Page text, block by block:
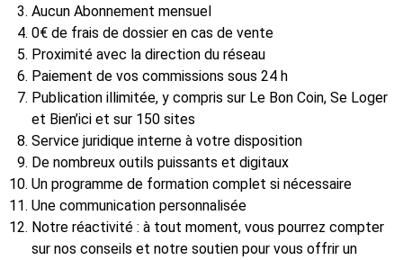
Aucun Abonnement mensuel
0€ de frais de dossier en cas de vente
Proximité avec la direction du réseau
Paiement de vos commissions sous 24 h
Publication illimitée, y compris sur Le Bon Coin, Se Loger
et Bien’ici et sur 150 sites
Service juridique interne à votre disposition
De nombreux outils puissants et digitaux
Un programme de formation complet si nécessaire
Une communication personnalisée
Notre réactivité : à tout moment, vous pourrez compter
sur nos conseils et notre soutien pour vous offrir un